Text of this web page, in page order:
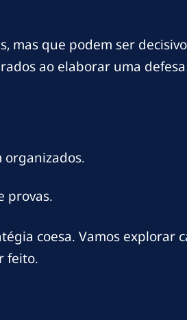
mas que podem ser
ao elaborar uma
organizados.
provas.
coesa. Vamos explorar
feito.